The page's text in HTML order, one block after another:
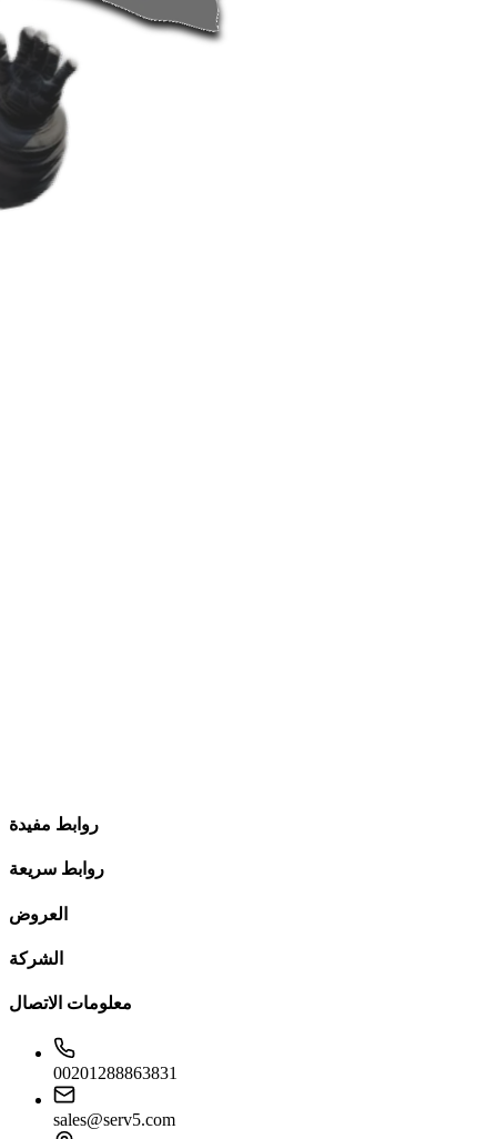
روابط مفيدة
روابط سريعة
العروض
الشركة
معلومات الاتصال
00201288863831
sales@serv5.com